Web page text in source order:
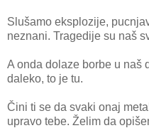
Slušamo eksplozije,
neznani. Tragedije su naš
A onda dolaze borbe u naš
daleko, to je tu.
Čini ti se da svaki onaj
upravo tebe. Želim da